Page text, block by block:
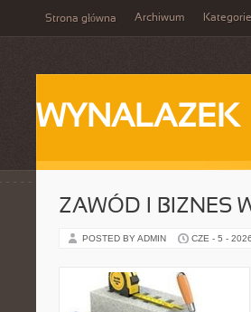
Strona główna Archiwum Kategorie
WYNALAZEK
ZAWÓD I BIZNES
POSTED BY ADMIN CZE - 5 - 2026